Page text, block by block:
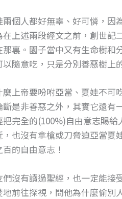
個人都好無辜、好可憐，
上述兩段經文之前，創世
那裏。園子當中又有生命樹
隨意吃，只是分別善惡樹上
上帝要吩咐亞當、夏娃不
是非善惡之外，其實它還
完全的(100%)自由意志賜
也沒有拿槍或刀脅迫亞當夏
的自由意志！
沒有讀過聖經，也一定能
前往探視，問他為什麼偷